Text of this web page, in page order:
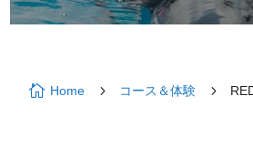
 Home 5 コース＆体験 5